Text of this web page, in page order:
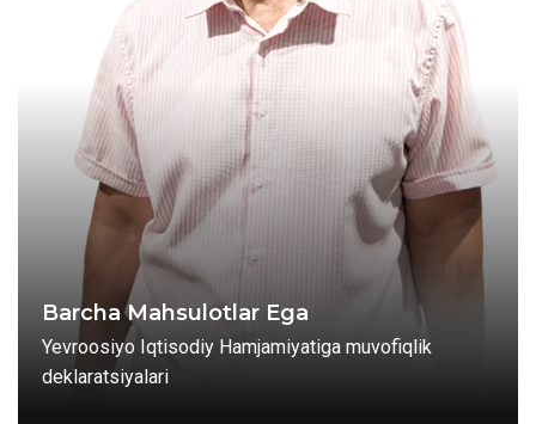
Barcha Mahsulotlar Ega
Yevroosiyo Iqtisodiy Hamjamiyatiga muvofiqlik
deklaratsiyalari